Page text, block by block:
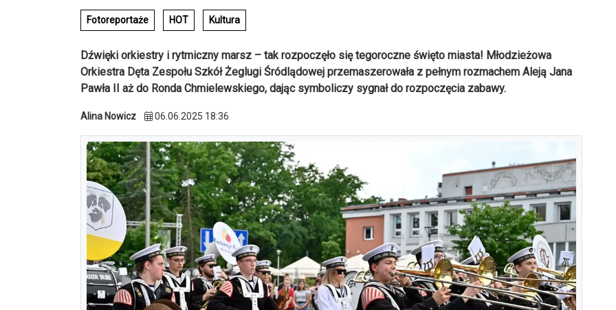
Fotoreportaże HOT Kultura
Dźwięki orkiestry i rytmiczny marsz – tak rozpoczęło się tegoroczne święto miasta! Młodzieżowa
Orkiestra Dęta Zespołu Szkół Żeglugi Śródlądowej przemaszerowała z pełnym rozmachem Aleją Jana
Pawła II aż do Ronda Chmielewskiego, dając symboliczy sygnał do rozpoczęcia zabawy.
Alina Nowicz 06.06.2025 18:36